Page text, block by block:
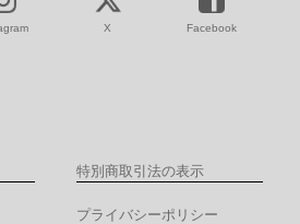
X Facebook
特別商取引法の表示
プライバシーポリシー